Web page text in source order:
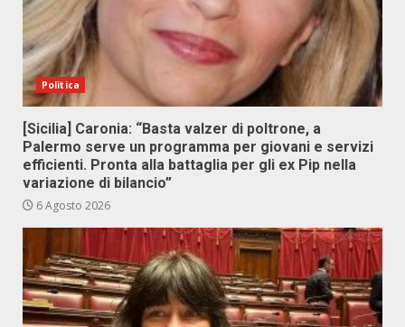
Politica
[Sicilia] Caronia: “Basta valzer di poltrone, a
Palermo serve un programma per giovani e servizi
efficienti. Pronta alla battaglia per gli ex Pip nella
variazione di bilancio”
6 Agosto 2026